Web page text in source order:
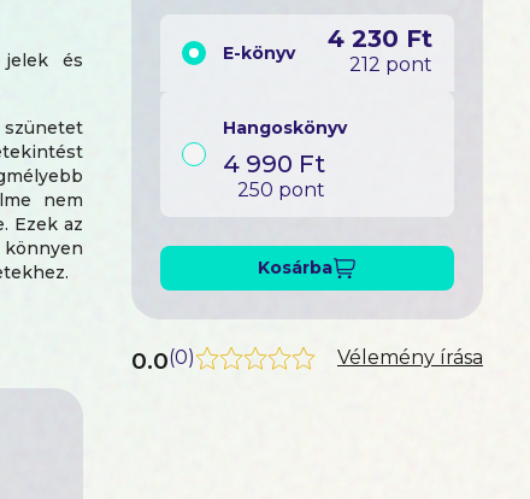
és
nem
Ezek az
álmaid
kínál az
és
E-könyv 4 230 Ft
212 pont
Hangoskönyv
4 990 Ft
250 pont
Kosárba
0.0(0) Vélemény írása